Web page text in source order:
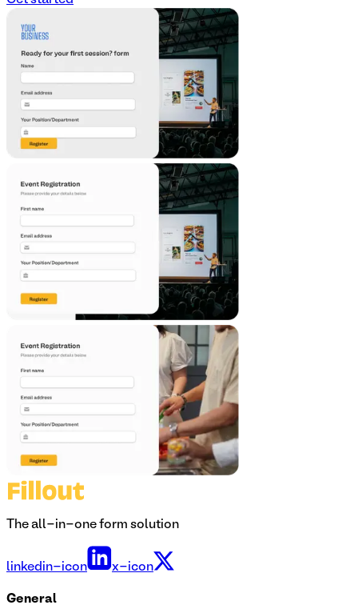
The all-in-one form solution
linkedin-icon x-icon
General